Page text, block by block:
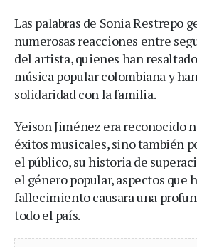
Las palabras de Sonia Restrepo
numerosas reacciones entre
del artista, quienes han
música popular colombiana y
solidaridad con la familia.
Yeison Jiménez era reconocido
éxitos musicales, sino también
el público, su historia de
el género popular, aspectos que
fallecimiento causara una
todo el país.